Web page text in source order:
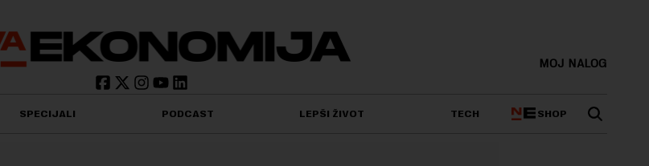
MOJ NALOG
SPECIJALI PODCAST LEPŠI ŽIVOT TECH SHOP